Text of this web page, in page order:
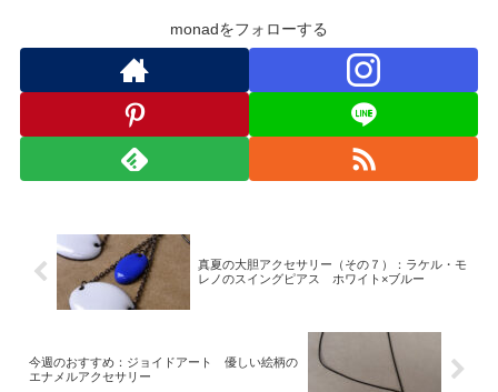
monadをフォローする
真夏の大胆アクセサリー（その７）：ラケル・モ
レノのスイングピアス ホワイト×ブルー
今週のおすすめ：ジョイドアート 優しい絵柄の
エナメルアクセサリー